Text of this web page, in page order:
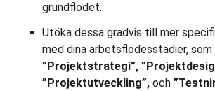
grundflödet.
Utöka dessa gradvis till mer
med dina arbetsflödesstadier,
”Projektstrategi”,
”Projektutveckling”, och